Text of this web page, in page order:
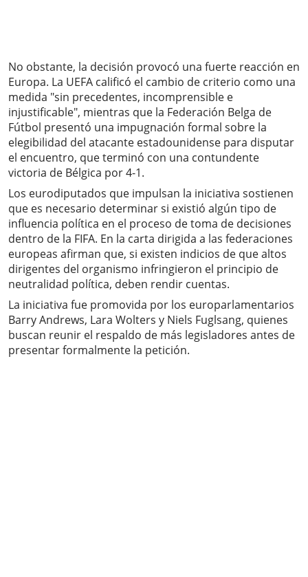
No obstante, la decisión provocó una fuerte reacción en
Europa. La UEFA calificó el cambio de criterio como una
medida "sin precedentes, incomprensible e
injustificable", mientras que la Federación Belga de
Fútbol presentó una impugnación formal sobre la
elegibilidad del atacante estadounidense para disputar
el encuentro, que terminó con una contundente
victoria de Bélgica por 4-1.
Los eurodiputados que impulsan la iniciativa sostienen
que es necesario determinar si existió algún tipo de
influencia política en el proceso de toma de decisiones
dentro de la FIFA. En la carta dirigida a las federaciones
europeas afirman que, si existen indicios de que altos
dirigentes del organismo infringieron el principio de
neutralidad política, deben rendir cuentas.
La iniciativa fue promovida por los europarlamentarios
Barry Andrews, Lara Wolters y Niels Fuglsang, quienes
buscan reunir el respaldo de más legisladores antes de
presentar formalmente la petición.